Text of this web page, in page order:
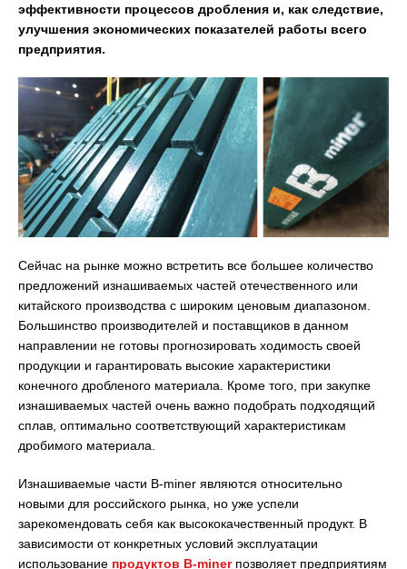
эффективности процессов дробления и, как следствие,
улучшения экономических показателей работы всего
предприятия.
Сейчас на рынке можно встретить все большее количество
предложений изнашиваемых частей отечественного или
китайского производства с широким ценовым диапазоном.
Большинство производителей и поставщиков в данном
направлении не готовы прогнозировать ходимость своей
продукции и гарантировать высокие характеристики
конечного дробленого материала. Кроме того, при закупке
изнашиваемых частей очень важно подобрать подходящий
сплав, оптимально соответствующий характеристикам
дробимого материала.
Изнашиваемые части B-miner являются относительно
новыми для российского рынка, но уже успели
зарекомендовать себя как высококачественный продукт. В
зависимости от конкретных условий эксплуатации
использование продуктов B-minerпозволяет предприятиям